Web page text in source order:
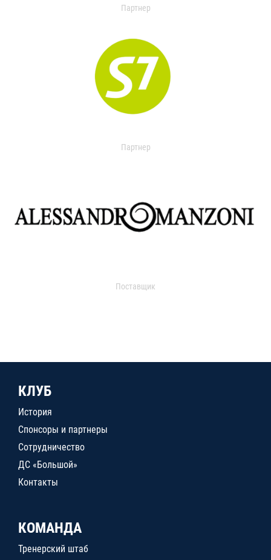
Партнер
Партнер
Поставщик
КЛУБ
История
Спонсоры и партнеры
Сотрудничество
ДС «Большой»
Контакты
КОМАНДА
Тренерский штаб